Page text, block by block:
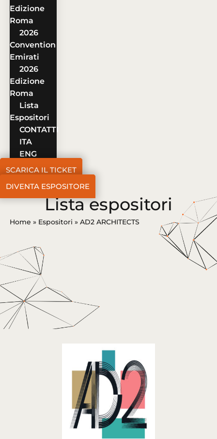
Edizione
Roma
2026
Convention
Emirati
2026
Edizione
Roma
Lista
Espositori
CONTATTI
ITA
ENG
SCARICA IL TICKET
DIVENTA ESPOSITORE
Lista espositori
Home » Espositori » AD2 ARCHITECTS